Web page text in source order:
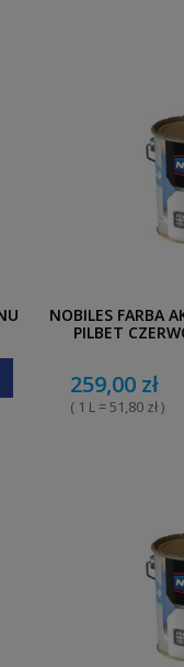
NOBILES FARBA
PILBET
259,00 zł
( 1 L = 51,80 zł )